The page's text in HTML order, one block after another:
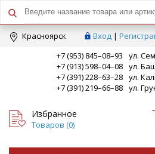
Краcноярск Вход |
+7 (953) 845–08–93
ул.
+7 (913) 598–04–08 ул.
+7 (391) 228–63–28 ул.
+7 (391) 219–66–88 ул.
Избранное
Товаров (0)